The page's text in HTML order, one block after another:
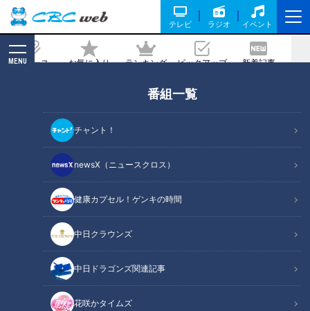
テレビ ラジオ イベント
ニュース お気に入り ランキング ピックアップ 新着記事
MENU
番組一覧
チャント！
newsX（ニュースクロス）
健康カプセル！ゲンキの時間
中日クラウンズ
中日ドラゴンズ関連記事
花咲かタイムズ
手。帰国のつらさを吐露
2026/03/18 05:55
RadiChubu（ラジチューブ）
若狭敬一のスポ音
ワールド・ベースボール・クラシック（WBC）が開催中の3月
14日、ＣＢＣラジオ『若狭敬一のスポ音』では、元中日ドラ
ゴンズ投手で野球解説者の川上憲伸さんに、国際大会の代表チ